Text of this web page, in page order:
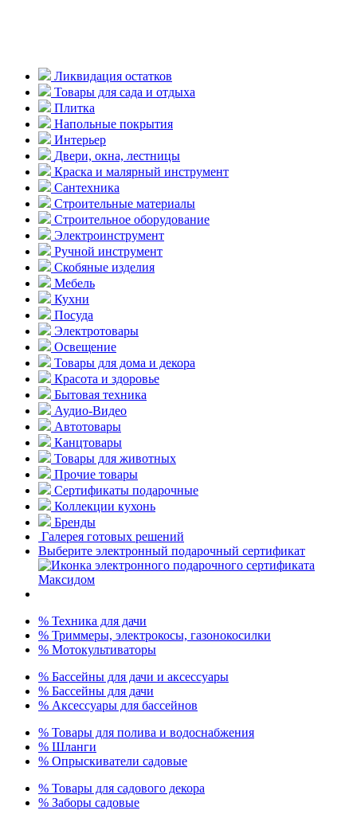
Ликвидация остатков
Товары для сада и отдыха
Плитка
Напольные покрытия
Интерьер
Двери, окна, лестницы
Краска и малярный инструмент
Сантехника
Строительные материалы
Строительное оборудование
Электроинструмент
Ручной инструмент
Скобяные изделия
Мебель
Кухни
Посуда
Электротовары
Освещение
Товары для дома и декора
Красота и здоровье
Бытовая техника
Аудио-Видео
Автотовары
Канцтовары
Товары для животных
Прочие товары
Сертификаты подарочные
Коллекции кухонь
Бренды
Галерея готовых решений
Выберите электронный подарочный сертификат
% Техника для дачи
% Триммеры, электрокосы, газонокосилки
% Мотокультиваторы
% Бассейны для дачи и аксессуары
% Бассейны для дачи
% Аксессуары для бассейнов
% Товары для полива и водоснабжения
% Шланги
% Опрыскиватели садовые
% Товары для садового декора
% Заборы садовые